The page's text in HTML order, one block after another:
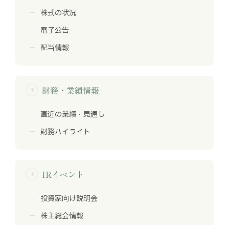
株式の状況
電子公告
配当情報
arrow_forward 財務・業績情報
直近の業績・見通し
財務ハイライト
arrow_forward IRイベント
投資家向け説明会
株主総会情報